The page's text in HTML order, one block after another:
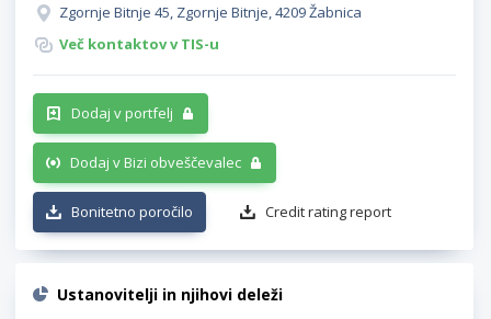
Zgornje Bitnje 45, Zgornje Bitnje, 4209 Žabnica
Več kontaktov v TIS-u
Dodaj v portfelj
Dodaj v Bizi obveščevalec
Bonitetno poročilo Credit rating report
Ustanovitelji in njihovi deleži